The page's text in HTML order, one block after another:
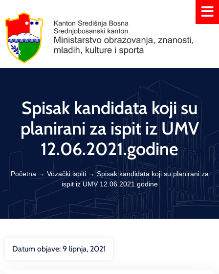
Spisak kandidata koji su
planirani za ispit iz UMV
12.06.2021.godine
Početna → Vozački ispiti→ Spisak kandidata koji su planirani za
ispit iz UMV 12.06.2021.godine
Datum objave: 9 lipnja, 2021